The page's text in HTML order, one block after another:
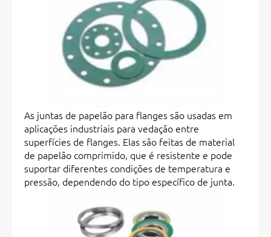
As juntas de papelão para flanges são usadas em
aplicações industriais para vedação entre
superfícies de flanges. Elas são feitas de material
de papelão comprimido, que é resistente e pode
suportar diferentes condições de temperatura e
pressão, dependendo do tipo específico de junta.